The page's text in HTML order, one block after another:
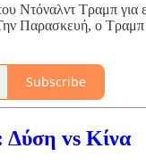
Ντόναλντ Τραμπ
Παρασκευή, ο
Subscribe
Δύση vs Κίνα